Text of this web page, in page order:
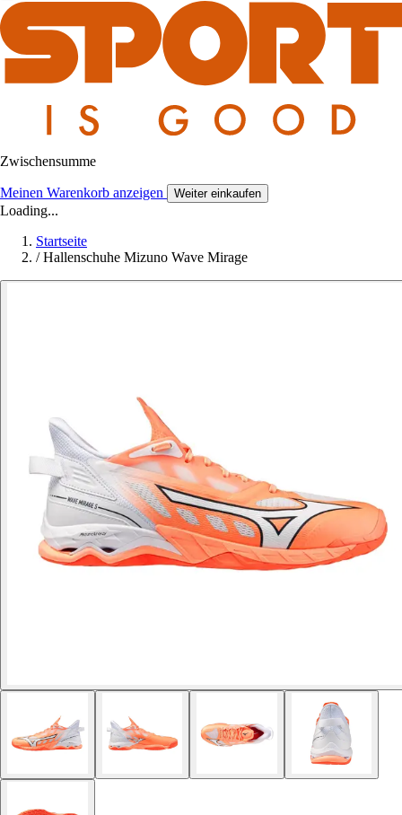
Zwischensumme
Meinen Warenkorb anzeigen Weiter einkaufen
Loading...
Startseite
/ Hallenschuhe Mizuno Wave Mirage